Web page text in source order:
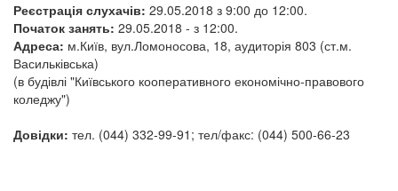
Реєстрація слухачів: 29.05.2018 з 9:00 до 12:00.
Початок занять: 29.05.2018 - з 12:00.
Адреса: м.Київ, вул.Ломоносова, 18, аудиторія 803 (ст.м.
Васильківська)
(в будівлі "Київського кооперативного економічно-правового
коледжу")
Довідки: тел. (044) 332-99-91; тел/факс: (044) 500-66-23